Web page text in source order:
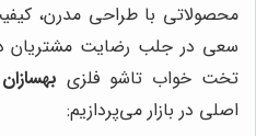
محصولاتی با طراحی مدرن،
سعی در جلب رضایت مشتریان
تخت خواب تاشو فلزی
اصلی در بازار می‌پردازیم: